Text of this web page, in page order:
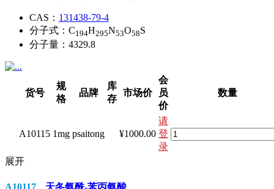
CAS： 131438-79-4
分子式： C194H295N53O58S
分子量： 4329.8
货号
规
格
品牌
库
存
市场价
会
员
价
数量
A10115 1mg psaitong ¥1000.00
请
登
录
展开